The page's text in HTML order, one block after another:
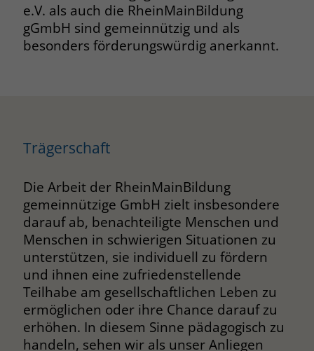
e.V. als auch die RheinMainBildung
gGmbH sind gemeinnützig und als
besonders förderungswürdig anerkannt.
Trägerschaft
Die Arbeit der RheinMainBildung
gemeinnützige GmbH zielt insbesondere
darauf ab, benachteiligte Menschen und
Menschen in schwierigen Situationen zu
unterstützen, sie individuell zu fördern
und ihnen eine zufriedenstellende
Teilhabe am gesellschaftlichen Leben zu
ermöglichen oder ihre Chance darauf zu
erhöhen. In diesem Sinne pädagogisch zu
handeln, sehen wir als unser Anliegen
Name PHPSESSID
allen Seitenanfragen bei.
Name cookie_optin
Anbieter www.marianne-frostig-schule.de
Laufzeit 1 Monat
Zweck
Behält die Zustimmung des Benutzers
zum Cookie Opt-In
Name __cf_bm